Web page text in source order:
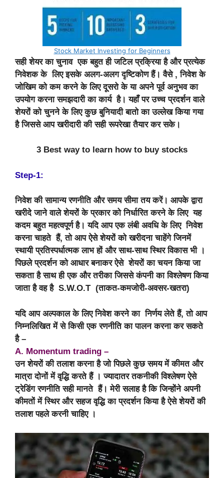
Stock Market Investing for Beginners
सही शेयर का चुनाव एक बहुत ही जटिल प्रक्रिया है और प्रत्येक
निवेशक के लिए इसके अलग-अलग दृष्टिकोण हैं। वैसे , निवेश के
जोखिम को कम करने के लिए दूसरो के या अपने पूर्व अनुभव का
उपयोग करना समझदारी का कार्य है। यहाँ पर उच्च प्रदर्शन वाले
शेयरों को चुनने के लिए कुछ बुनियादी बातो का उल्लेख किया गया
है जिससे आप खरीदारी की सही रूपरेखा तैयार कर सके।
3 Best way to learn how to buy stocks
Step-1:
निवेश की सामान्य रणनीति और समय सीमा तय करें। आपके द्वारा
खरीदे जाने वाले शेयरों के प्रकार को निर्धारित करने के लिए यह
कदम बहुत महत्वपूर्ण है। यदि आप एक लंबी अवधि के लिए निवेश
करना चाहते हैं, तो आप ऐसे शेयरों को खरीदना चाहेंगे जिनमें
स्थायी प्रतिस्पर्धात्मक लाभ हों और साथ-साथ स्थिर विकास भी ।
पिछले प्रदर्शन को आधार बनाकर ऐसे शेयरों का चयन किया जा
सकता है साथ ही एक और तरीका जिससे कंपनी का विश्लेषण किया
जाता है वह है S.W.O.T (ताकत-कमजोरी-अवसर-खतरा)
यदि आप अल्पकाल के लिए निवेश करने का निर्णय लेते हैं, तो आप
निम्नलिखित में से किसी एक रणनीति का पालन करना कर सकते
है –
A. Momentum trading –
उन शेयरों की तलाश करना है जो पिछले कुछ समय में कीमत और
मात्रा दोनों में वृद्धि करते हैं । ज्यादातर तकनीकी विश्लेषण ऐसे
ट्रेडिंग रणनीति सही मानते हैं। मेरी सलाह है कि जिन्होंने अपनी
कीमतों में स्थिर और सहज वृद्धि का प्रदर्शन किया है ऐसे शेयरों की
तलाश पहले करनी चाहिए ।